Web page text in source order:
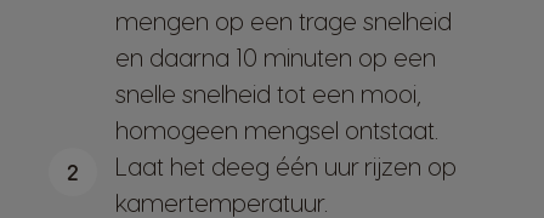
mengen op een trage snelheid
en daarna 10 minuten op een
snelle snelheid tot een mooi,
homogeen mengsel ontstaat.
2
Laat het deeg één uur rijzen op
kamertemperatuur.